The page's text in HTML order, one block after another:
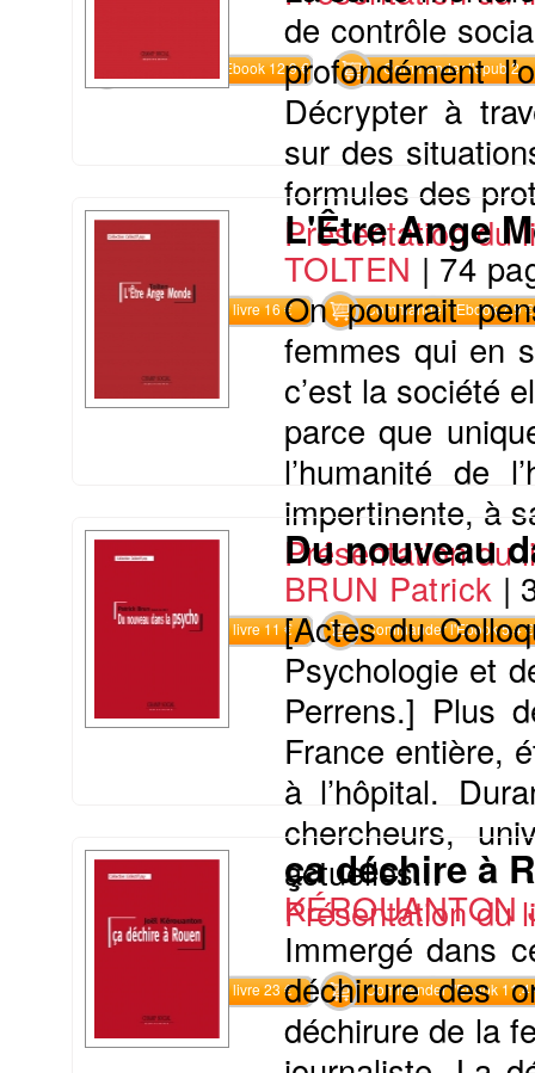
Commander l'Ebook 12.9 € Commander l'epub 2
de contrôle
profondément
Décrypter à
sur des
formules des
Présentation du
Commander le livre 16 € Commander l'Ebook 7.9 €
L'Être Ange
TOLTEN | 74
On pourrait
femmes qui en
c’est la société
parce que
l’humanité de
impertinente, à
Présentation du
Commander le livre 11 € Commander l'Ebook 5.4 €
Du nouveau
BRUN Patrick |
[Actes du
Psychologie et
Perrens.] Plus
France entière,
à l’hôpital.
chercheurs,
actuelles...
Présentation du
Commander le livre 23 € Commander l'Ebook 11.4
ça déchire à
KÉROUANTON
Immergé dans
déchirure des
déchirure de la